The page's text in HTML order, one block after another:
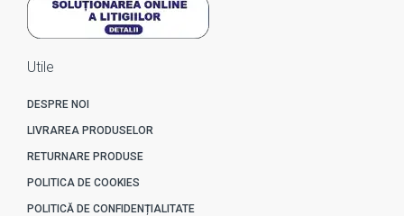
Utile
DESPRE NOI
LIVRAREA PRODUSELOR
RETURNARE PRODUSE
POLITICA DE COOKIES
POLITICĂ DE CONFIDENȚIALITATE